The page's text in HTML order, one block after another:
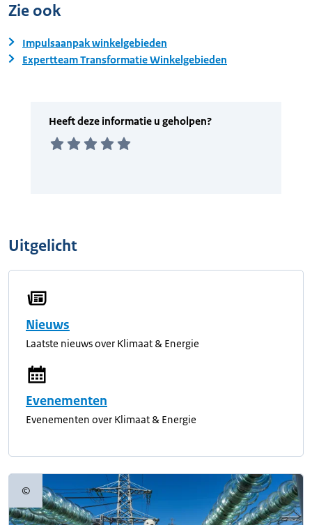
Zie ook
Impulsaanpak winkelgebieden
Expertteam Transformatie Winkelgebieden
Uitgelicht
Nieuws
Laatste nieuws over Klimaat & Energie
Evenementen
Evenementen over Klimaat & Energie
©Copyrightinformatie